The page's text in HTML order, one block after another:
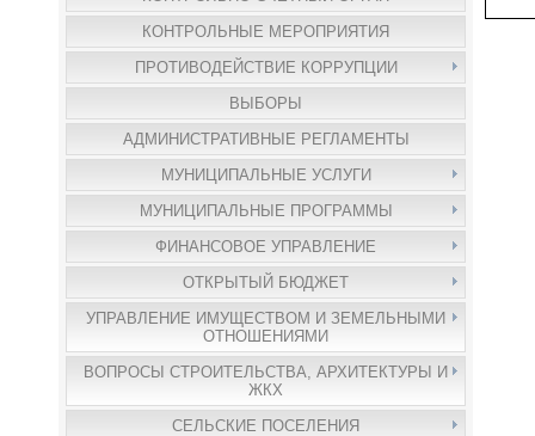
КОНТРОЛЬНЫЕ МЕРОПРИЯТИЯ
ПРОТИВОДЕЙСТВИЕ КОРРУПЦИИ
ВЫБОРЫ
АДМИНИСТРАТИВНЫЕ РЕГЛАМЕНТЫ
МУНИЦИПАЛЬНЫЕ УСЛУГИ
МУНИЦИПАЛЬНЫЕ ПРОГРАММЫ
ФИНАНСОВОЕ УПРАВЛЕНИЕ
ОТКРЫТЫЙ БЮДЖЕТ
УПРАВЛЕНИЕ ИМУЩЕСТВОМ И ЗЕМЕЛЬНЫМИ
ОТНОШЕНИЯМИ
ВОПРОСЫ СТРОИТЕЛЬСТВА, АРХИТЕКТУРЫ И
ЖКХ
СЕЛЬСКИЕ ПОСЕЛЕНИЯ